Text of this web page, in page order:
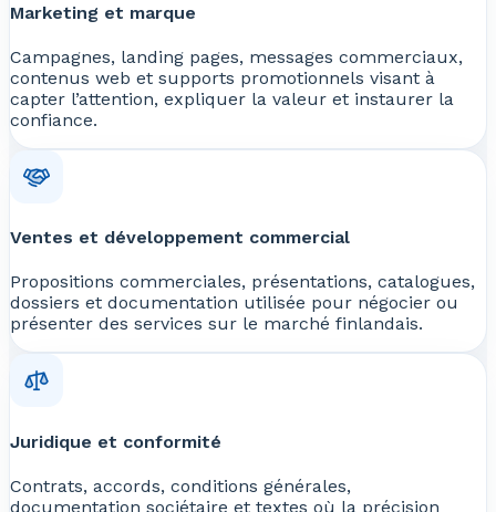
Marketing et marque
Campagnes, landing pages, messages commerciaux,
contenus web et supports promotionnels visant à
capter l’attention, expliquer la valeur et instaurer la
confiance.
Ventes et développement commercial
Propositions commerciales, présentations, catalogues,
dossiers et documentation utilisée pour négocier ou
présenter des services sur le marché finlandais.
Juridique et conformité
Contrats, accords, conditions générales,
documentation sociétaire et textes où la précision